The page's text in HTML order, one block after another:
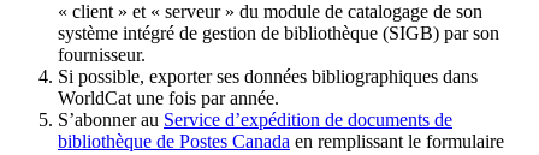
« client » et « serveur » du module de catalogage de son
système intégré de gestion de bibliothèque (SIGB) par son
fournisseur.
Si possible, exporter ses données bibliographiques dans
WorldCat une fois par année.
S’abonner au Service d’expédition de documents de
bibliothèque de Postes Canada en remplissant le formulaire